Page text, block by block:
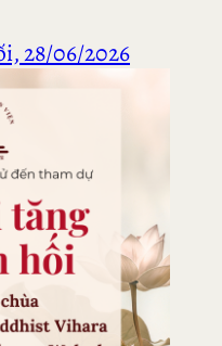
28/06/2026